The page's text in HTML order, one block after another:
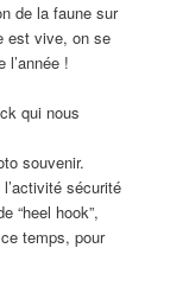
de la faune sur
est vive, on se
l’année !
qui nous
souvenir.
sécurité
“heel hook”,
temps, pour